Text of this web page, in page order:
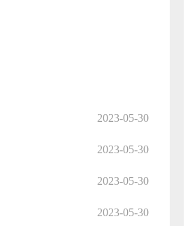
2023-05-30
2023-05-30
2023-05-30
2023-05-30